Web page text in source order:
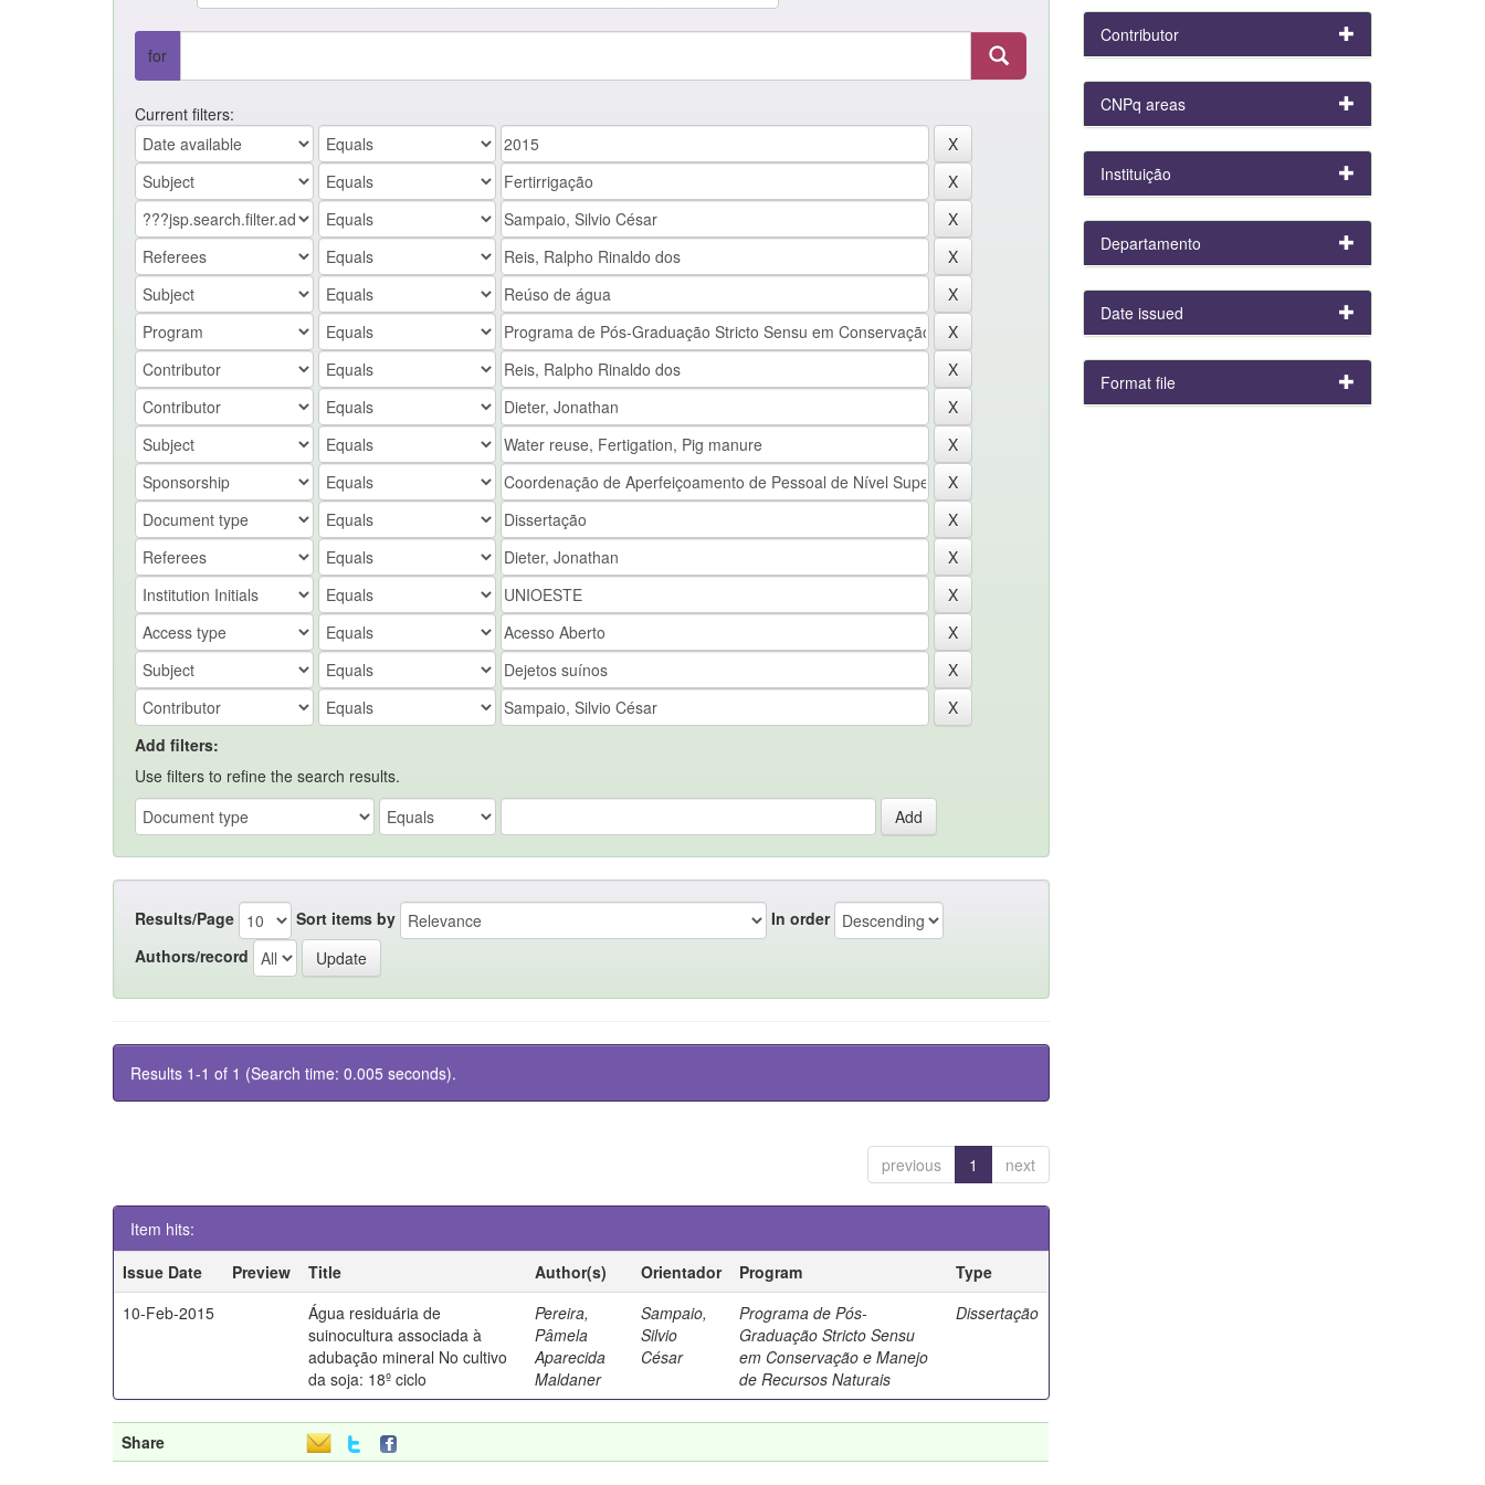
for
Current filters:
Add filters:
Use filters to refine the search results.
Results/Page Sort items by
In order
Authors/record
Results 1-1 of 1 (Search time: 0.005 seconds).
previous 1 next
Item hits:
Issue Date
Preview Title Author(s) Orientador Program
Type
10-Feb-2015
Água residuária de
suinocultura associada à
adubação mineral No cultivo
da soja: 18º ciclo
Pereira,
Pâmela
Aparecida
Maldaner
Sampaio,
Silvio
César
Programa de Pós-
Graduação Stricto Sensu
em Conservação e Manejo
de Recursos Naturais
Dissertação
Share
Contributor
CNPq areas
Instituição
Departamento
Date issued
Format file